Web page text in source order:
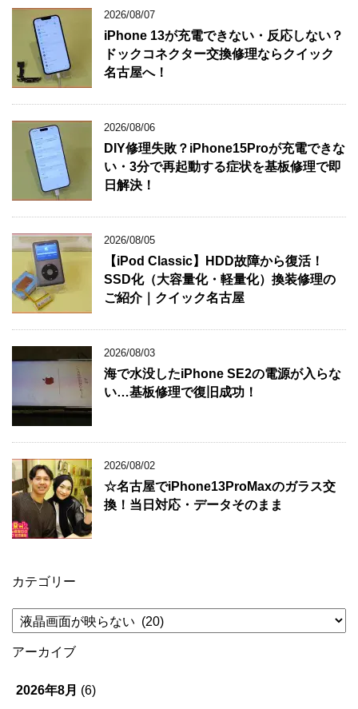
2026/08/07
iPhone 13が充電できない・反応しない？
ドックコネクター交換修理ならクイック
名古屋へ！
2026/08/06
DIY修理失敗？iPhone15Proが充電できな
い・3分で再起動する症状を基板修理で即
日解決！
2026/08/05
【iPod Classic】HDD故障から復活！
SSD化（大容量化・軽量化）換装修理の
ご紹介｜クイック名古屋
2026/08/03
海で水没したiPhone SE2の電源が入らな
い…基板修理で復旧成功！
2026/08/02
☆名古屋でiPhone13ProMaxのガラス交
換！当日対応・データそのまま
カテゴリー
カ
テ
ゴ
ー
アーカイブ
2026年8月 (6)